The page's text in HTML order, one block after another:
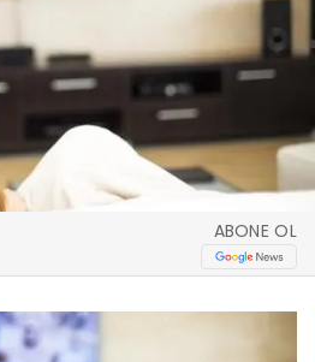
ABONE OL